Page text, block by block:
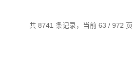
共 8741 条记录，当前 63 / 972 页